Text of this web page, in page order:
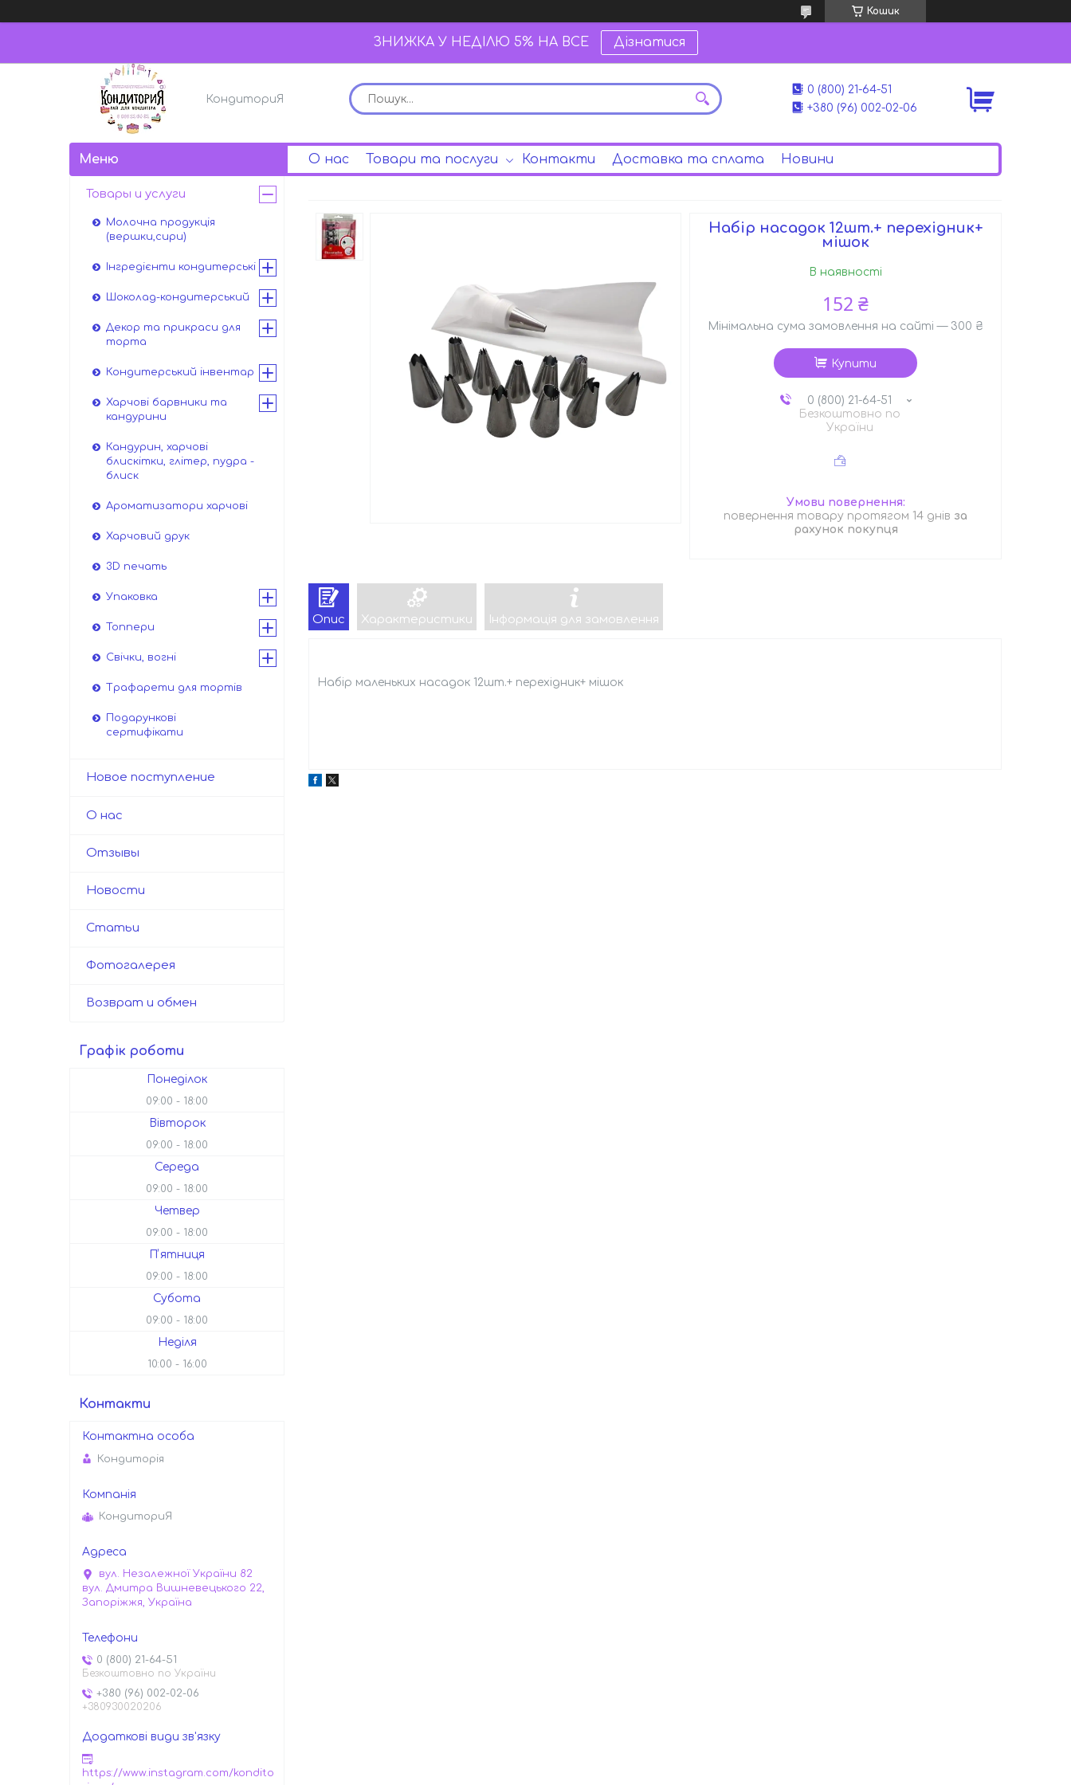
Кошик
ЗНИЖКА У НЕДІЛЮ 5% НА ВСЕ Дізнатися
КондиториЯ
0 (800) 21-64-51
+380 (96) 002-02-06
О нас Товари та послуги Контакти Доставка та сплата Новини
Набір насадок 12шт.+ перехідник+
мішок
В наявності
152 ₴
Мінімальна сума замовлення на сайті — 300 ₴
Купити
0 (800) 21-64-51
Безкоштовно по
України
повернення товару протягом 14 днів за
рахунок покупця
Опис Характеристики Інформація для замовлення
Набір маленьких насадок 12шт.+ перехідник+ мішок
Товары и услуги
Молочна продукція
(вершки,сири)
Інгредієнти кондитерські
Шоколад-кондитерський
Декор та прикраси для
торта
Кондитерський інвентар
Харчові барвники та
кандурини
Кандурин, харчові
блискітки, глітер, пудра -
блиск
Ароматизатори харчові
Харчовий друк
3D печать
Упаковка
Топпери
Свічки, вогні
Трафарети для тортів
Подарункові
сертифікати
Новое поступление
О нас
Отзывы
Новости
Статьи
Фотогалерея
Возврат и обмен
Графік роботи
Понеділок
09:00 18:00
Вівторок
09:00 18:00
Середа
09:00 18:00
Четвер
09:00 18:00
Пʼятниця
09:00 18:00
Субота
09:00 18:00
Неділя
10:00 16:00
Контакти
Кондиторiя
КондиториЯ
вул. Незалежної України 82
вул. Дмитра Вишневецького 22,
Запоріжжя, Україна
0 (800) 21-64-51
Безкоштовно по України
+380 (96) 002-02-06
+380930020206
https://www.instagram.com/kondito